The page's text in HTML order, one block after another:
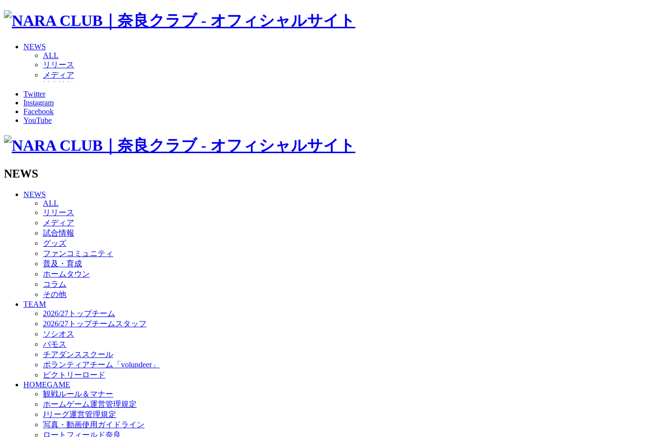
NEWS
ALL
リリース
メディア
グッズ
ファンコミュニティ
普及・育成
ホームタウン
その他
バモス
チアダンススクール
ボランティアチーム「volundeer」
ビクトリーロード
HOMEGAME
観戦ルール＆マナー
ホームゲーム運営管理規定
Jリーグ運営管理規定
写真・動画使用ガイドライン
ロートフィールド奈良
SCHEDULE
2026/27
練習見学時のファンサービスについて
TICKET
奈良クラブ明治安田J3リーグ2026/27シーズン試合観戦チケット
奈良クラブ明治安田Ｊ3リーグ 2026/27シーズン「鹿パス」
観戦ルール＆マナー
FANCOMMUNITY
2026/27ファンコミュニティ
サポートショップ
GOODS
オフィシャルストア（実店舗）
オンラインストア
ACADEMY
アカデミーについて
Twitter
Instagram
Facebook
YouTube
NEWS
NEWS
ALL
リリース
メディア
試合情報
グッズ
ファンコミュニティ
普及・育成
ホームタウン
コラム
その他
TEAM
2026/27トップチーム
2026/27トップチームスタッフ
ソシオス
バモス
チアダンススクール
ボランティアチーム「volundeer」
ビクトリーロード
HOMEGAME
観戦ルール＆マナー
ホームゲーム運営管理規定
Jリーグ運営管理規定
写真・動画使用ガイドライン
ロートフィールド奈良